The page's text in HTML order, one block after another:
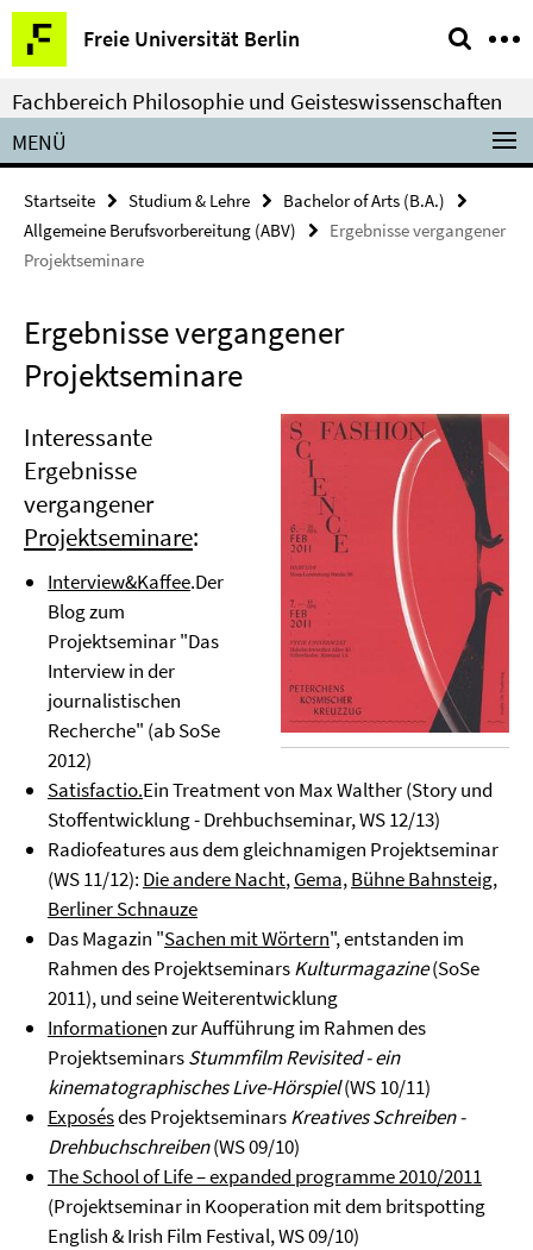
Springe
direkt
zu
Inhalt
Freie Universität Berlin
Service-
Navigation
Fachbereich Philosophie und Geisteswissenschaften
MENÜ
Startseite Studium & Lehre
Bachelor of Arts (B.A.)
Allgemeine Berufsvorbereitung (ABV)
Ergebnisse vergangener
Projektseminare
Ergebnisse vergangener
Projektseminare
Interessante
Ergebnisse
vergangener
Projektseminare:
Interview&Kaffee.Der
Blog zum
Projektseminar "Das
Interview in der
journalistischen
Recherche" (ab SoSe
2012)
Satisfactio.Ein Treatment von Max Walther (Story und
Stoffentwicklung - Drehbuchseminar, WS 12/13)
Radiofeatures aus dem gleichnamigen Projektseminar
(WS 11/12): Die andere Nacht,Gema,Bühne Bahnsteig,
Berliner Schnauze
Das Magazin "Sachen mit Wörtern", entstanden im
Rahmen des ProjektseminarsKulturmagazine(SoSe
2011), und seine Weiterentwicklung
Informationen zur Aufführung im Rahmen des
ProjektseminarsStummfilm Revisited - ein
kinematographisches Live-Hörspiel(WS 10/11)
Exposésdes ProjektseminarsKreatives Schreiben -
Drehbuchschreiben(WS 09/10)
The School of Life – expanded programme 2010/2011
(Projektseminar in Kooperation mit dem britspotting
English & Irish Film Festival, WS 09/10)